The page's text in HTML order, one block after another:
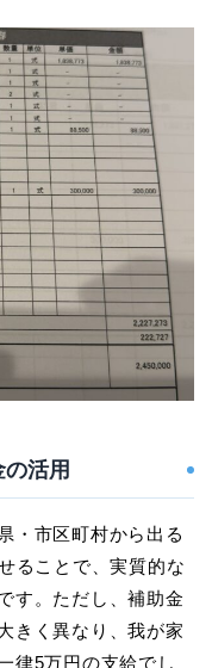
活用
・市区町村から出る
ることで、実質的な
す。ただし、補助金
きく異なり、我が家
律5万円の支給でし